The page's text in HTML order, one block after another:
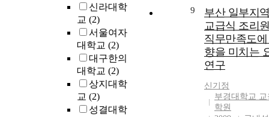
신라대학
교 (2)
서울여자
대학교 (2)
대구한의
대학교 (2)
상지대학
교 (2)
성결대학
9
부산 일부지
교급식 조리
직무만족도
향을 미치는
연구
신기정
부경대학교 교
학원